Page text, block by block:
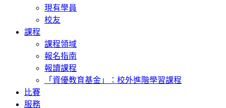
現有學員
校友
課程
課程領域
報名指南
報讀課程
「資優教育基金」：校外進階學習課程
比賽
服務